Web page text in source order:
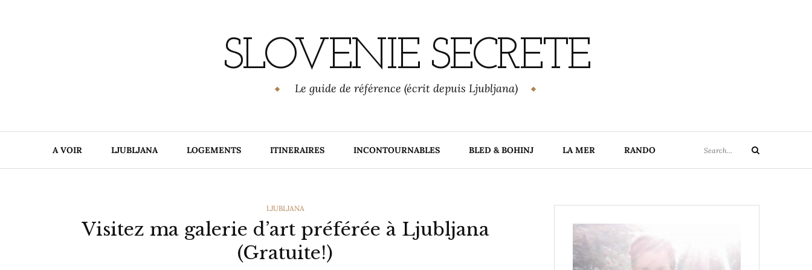
SLOVENIE SECRETE
Le guide de référence (écrit depuis Ljubljana)
A VOIR LJUBLJANA LOGEMENTS ITINERAIRES INCONTOURNABLES BLED & BOHINJ LA MER RANDO
for:
Search
CATEGORIES
LJUBLJANA
Visitez ma galerie d’art préférée à Ljubljana
(Gratuite!)